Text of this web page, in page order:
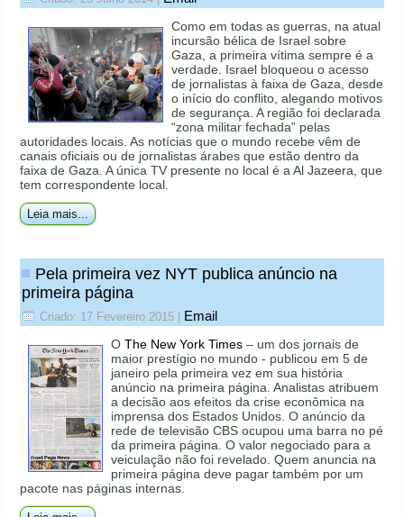
Como em todas as guerras, na atual
incursão bélica de Israel sobre
Gaza, a primeira vítima sempre é a
verdade. Israel bloqueou o acesso
de jornalistas à faixa de Gaza, desde
o início do conflito, alegando motivos
de segurança. A região foi declarada
“zona militar fechada” pelas
autoridades locais. As notícias que o mundo recebe vêm de
canais oficiais ou de jornalistas árabes que estão dentro da
faixa de Gaza. A única TV presente no local é a Al Jazeera, que
tem correspondente local.
Leia mais...
Pela primeira vez NYT publica anúncio na
primeira página
Criado: 17 Fevereiro 2015 Email
OThe New York Times – um dos jornais de
maior prestígio no mundo - publicou em 5 de
janeiro pela primeira vez em sua história
anúncio na primeira página. Analistas atribuem
a decisão aos efeitos da crise econômica na
imprensa dos Estados Unidos. O anúncio da
rede de televisão CBS ocupou uma barra no pé
da primeira página. O valor negociado para a
veiculação não foi revelado. Quem anuncia na
primeira página deve pagar também por um
pacote nas páginas internas.